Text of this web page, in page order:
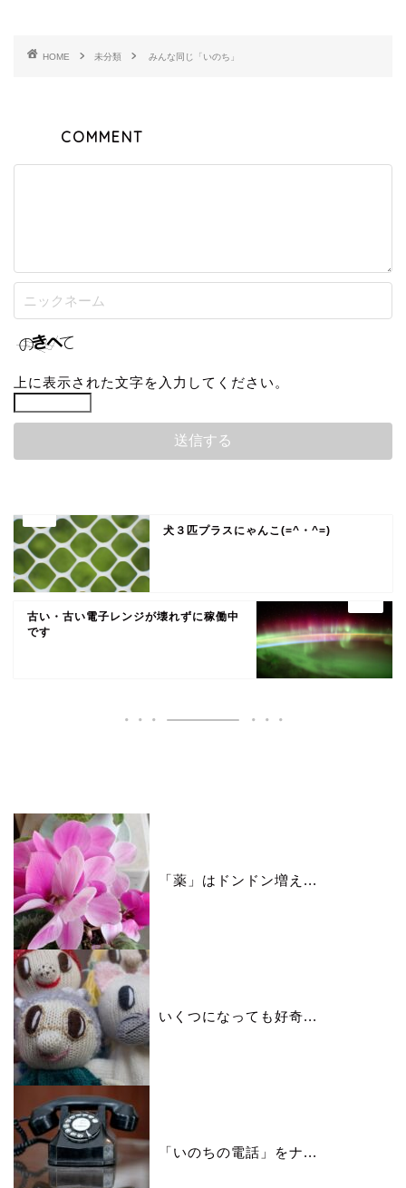
HOME 未分類 みんな同じ「いのち」
COMMENT
上に表示された文字を入力してください。
犬３匹プラスにゃんこ(=^・^=)
古い・古い電子レンジが壊れずに稼働中
です
「薬」はドンドン増え...
いくつになっても好奇...
「いのちの電話」をナ...